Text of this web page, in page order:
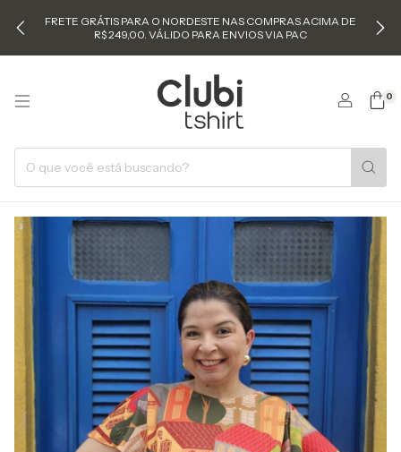
FRETE GRÁTIS PARA O NORDESTE NAS COMPRAS ACIMA DE
R$ 249,00. VÁLIDO PARA ENVIOS VIA PAC
0